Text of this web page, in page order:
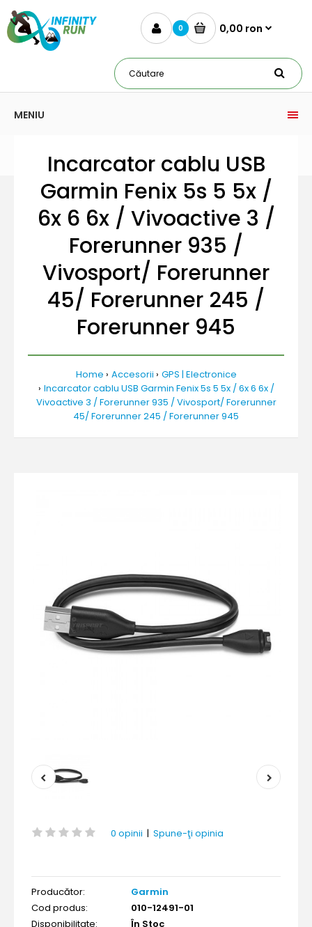
0 0,00 ron
MENIU
Incarcator cablu USB
Garmin Fenix 5s 5 5x /
6x 6 6x / Vivoactive 3 /
Forerunner 935 /
Vivosport/ Forerunner
45/ Forerunner 245 /
Forerunner 945
Home Accesorii
GPS | Electronice
Incarcator cablu USB Garmin Fenix 5s 5 5x / 6x 6 6x /
Vivoactive 3 / Forerunner 935 / Vivosport/ Forerunner
45/ Forerunner 245 / Forerunner 945
0 opinii | Spune-ţi opinia
Producător:
Garmin
Cod produs:
010-12491-01
Disponibilitate:
În Stoc